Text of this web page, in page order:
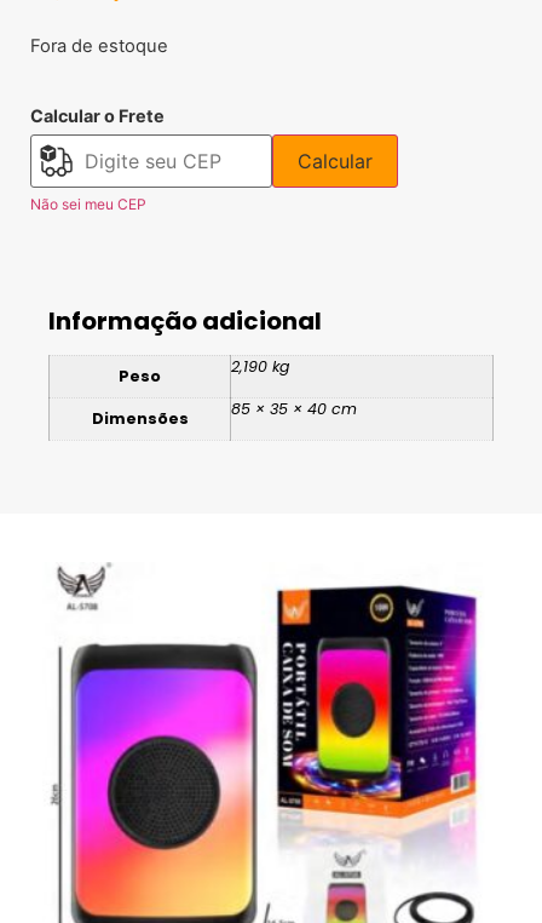
Fora de estoque
Calcular o Frete
Calcular
Não sei meu CEP
Informação adicional
Peso 2,190 kg
Dimensões 85 × 35 × 40 cm